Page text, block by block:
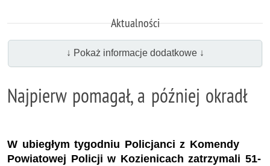
Aktualności
↓ Pokaż informacje dodatkowe ↓
Najpierw pomagał, a później okradł
W ubiegłym tygodniu Policjanci z Komendy
Powiatowej Policji w Kozienicach zatrzymali 51-